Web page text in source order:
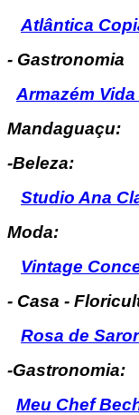
Atlântica
- Gastronomia
Armazém
Mandaguaçu:
-Beleza:
Studio Ana
Moda:
Vintage
- Casa -
Rosa de
-Gastronomia:
Meu Chef